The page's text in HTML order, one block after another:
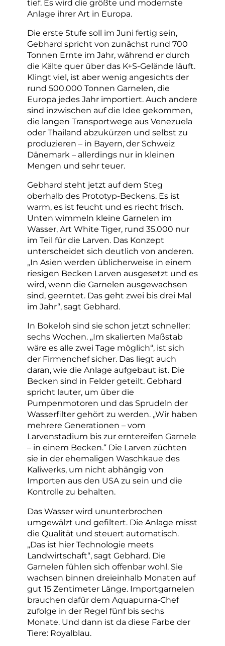
tief. Es wird die größte und modernste
Anlage ihrer Art in Europa.
Die erste Stufe soll im Juni fertig sein,
Gebhard spricht von zunächst rund 700
Tonnen Ernte im Jahr, während er durch
die Kälte quer über das K+S-Gelände läuft.
Klingt viel, ist aber wenig angesichts der
rund 500.000 Tonnen Garnelen, die
Europa jedes Jahr importiert. Auch andere
sind inzwischen auf die Idee gekommen,
die langen Transportwege aus Venezuela
oder Thailand abzukürzen und selbst zu
produzieren – in Bayern, der Schweiz
Dänemark – allerdings nur in kleinen
Mengen und sehr teuer.
Gebhard steht jetzt auf dem Steg
oberhalb des Prototyp-Beckens. Es ist
warm, es ist feucht und es riecht frisch.
Unten wimmeln kleine Garnelen im
Wasser, Art White Tiger, rund 35.000 nur
im Teil für die Larven. Das Konzept
unterscheidet sich deutlich von anderen.
„In Asien werden üblicherweise in einem
riesigen Becken Larven ausgesetzt und es
wird, wenn die Garnelen ausgewachsen
sind, geerntet. Das geht zwei bis drei Mal
im Jahr“, sagt Gebhard.
In Bokeloh sind sie schon jetzt schneller:
sechs Wochen. „Im skalierten Maßstab
wäre es alle zwei Tage möglich“, ist sich
der Firmenchef sicher. Das liegt auch
daran, wie die Anlage aufgebaut ist. Die
Becken sind in Felder geteilt. Gebhard
spricht lauter, um über die
Pumpenmotoren und das Sprudeln der
Wasserfilter gehört zu werden. „Wir haben
mehrere Generationen – vom
Larvenstadium bis zur erntereifen Garnele
– in einem Becken.“ Die Larven züchten
sie in der ehemaligen Waschkaue des
Kaliwerks, um nicht abhängig von
Importen aus den USA zu sein und die
Kontrolle zu behalten.
Das Wasser wird ununterbrochen
umgewälzt und gefiltert. Die Anlage misst
die Qualität und steuert automatisch.
„Das ist hier Technologie meets
Landwirtschaft“, sagt Gebhard. Die
Garnelen fühlen sich offenbar wohl. Sie
wachsen binnen dreieinhalb Monaten auf
gut 15 Zentimeter Länge. Importgarnelen
brauchen dafür dem Aquapurna-Chef
zufolge in der Regel fünf bis sechs
Monate. Und dann ist da diese Farbe der
Tiere: Royalblau.